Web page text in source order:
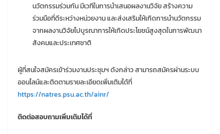
นวัตกรรมร่วมกัน มีเวทีในการนำเสนอผลงานวิจัย สร้างความ
ร่วมมือที่ดีระหว่างหน่วยงาน และส่งเสริมให้เกิดการนำนวัตกรรม
จากผลงานวิจัยไปบูรณาการให้เกิดประโยชน์สูงสุดในการพัฒนา
สังคมและประเทศชาติ
ผู้ที่สนใจสมัครเข้าร่วมงานประชุมฯ ดังกล่าว สามารถสมัครผ่านระบบ
ออนไลน์และติดตามรายละเอียดเพิ่มเติมได้ที่
https://natres.psu.ac.th/ainr/
ติดต่อสอบถามเพิ่มเติมได้ที่